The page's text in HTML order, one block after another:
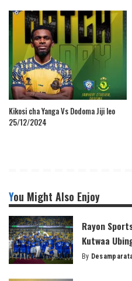
Kikosi cha Yanga Vs Dodoma Jiji leo
25/12/2024
You Might Also Enjoy
Rayon
Kutwaa
Posted
By